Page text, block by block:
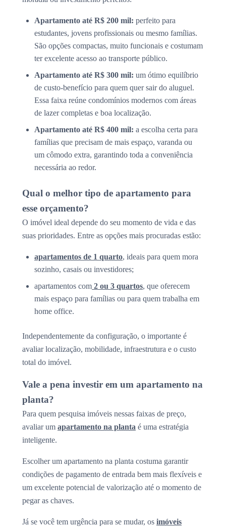
Apartamento até R$ 200 mil: perfeito para
estudantes, jovens profissionais ou mesmo famílias.
São opções compactas, muito funcionais e costumam
ter excelente acesso ao transporte público.
Apartamento até R$ 300 mil: um ótimo equilíbrio
de custo-benefício para quem quer sair do aluguel.
Essa faixa reúne condomínios modernos com áreas
de lazer completas e boa localização.
Apartamento até R$ 400 mil: a escolha certa para
famílias que precisam de mais espaço, varanda ou
um cômodo extra, garantindo toda a conveniência
necessária ao redor.
Qual o melhor tipo de apartamento para
esse orçamento?
O imóvel ideal depende do seu momento de vida e das
suas prioridades. Entre as opções mais procuradas estão:
apartamentos de 1 quarto, ideais para quem mora
sozinho, casais ou investidores;
apartamentos com 2 ou 3 quartos, que oferecem
mais espaço para famílias ou para quem trabalha em
home office.
Independentemente da configuração, o importante é
avaliar localização, mobilidade, infraestrutura e o custo
total do imóvel.
Vale a pena investir em um apartamento na
planta?
Para quem pesquisa imóveis nessas faixas de preço,
avaliar um apartamento na planta é uma estratégia
inteligente.
Escolher um apartamento na planta costuma garantir
condições de pagamento de entrada bem mais flexíveis e
um excelente potencial de valorização até o momento de
pegar as chaves.
Já se você tem urgência para se mudar, os imóveis